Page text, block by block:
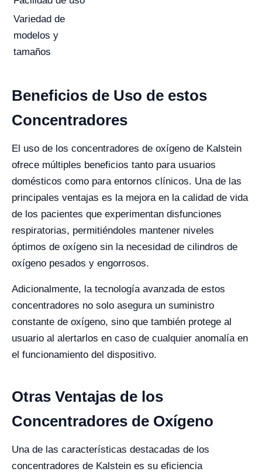
Variedad de
modelos y
tamaños
Beneficios de Uso de estos
Concentradores
El uso de los concentradores de oxígeno de Kalstein
ofrece múltiples beneficios tanto para usuarios
domésticos como para entornos clínicos. Una de las
principales ventajas es la mejora en la calidad de vida
de los pacientes que experimentan disfunciones
respiratorias, permitiéndoles mantener niveles
óptimos de oxígeno sin la necesidad de cilindros de
oxígeno pesados y engorrosos.
Adicionalmente, la tecnología avanzada de estos
concentradores no solo asegura un suministro
constante de oxígeno, sino que también protege al
usuario al alertarlos en caso de cualquier anomalía en
el funcionamiento del dispositivo.
Otras Ventajas de los
Concentradores de Oxígeno
Una de las características destacadas de los
concentradores de Kalstein es su eficiencia